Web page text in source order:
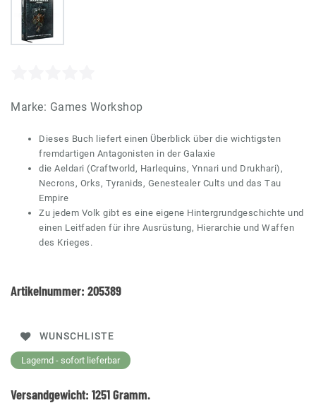
Marke: Games Workshop
Dieses Buch liefert einen Überblick über die wichtigsten
fremdartigen Antagonisten in der Galaxie
die Aeldari (Craftworld, Harlequins, Ynnari und Drukhari),
Necrons, Orks, Tyranids, Genestealer Cults und das Tau
Empire
Zu jedem Volk gibt es eine eigene Hintergrundgeschichte und
einen Leitfaden für ihre Ausrüstung, Hierarchie und Waffen
des Krieges.
Artikelnummer: 205389
WUNSCHLISTE
Lagernd - sofort lieferbar
Versandgewicht: 1251Gramm.